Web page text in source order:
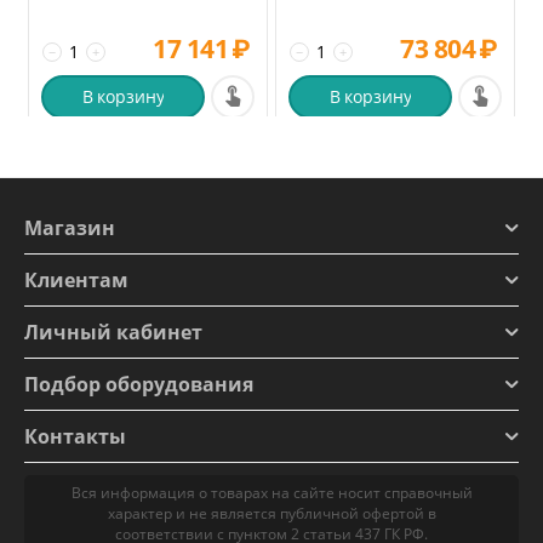
+
− 17 141 ₽
В корзину
+
− 73 804₽
В корзину
Магазин
Клиентам
Личный кабинет
Подбор оборудования
Контакты
Вся информация о товарах на сайте носит справочный
характер и не является публичной офертой в
соответствии с пунктом 2 статьи 437 ГК РФ.